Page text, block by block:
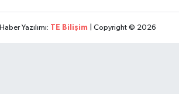
Haber Yazılımı: TE Bilişim | Copyright © 2026